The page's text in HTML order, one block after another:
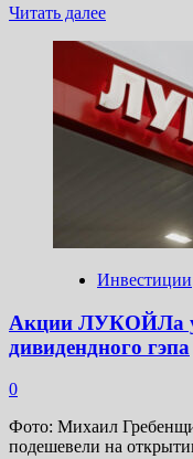
Читать далееПрочитать
о
Индекс
Мосбиржи
впервые
с
марта
2400
пунктов
Инвестиции
Акции ЛУКОЙЛа
дивидендного гэпа
0
Фото: Михаил
подешевели на